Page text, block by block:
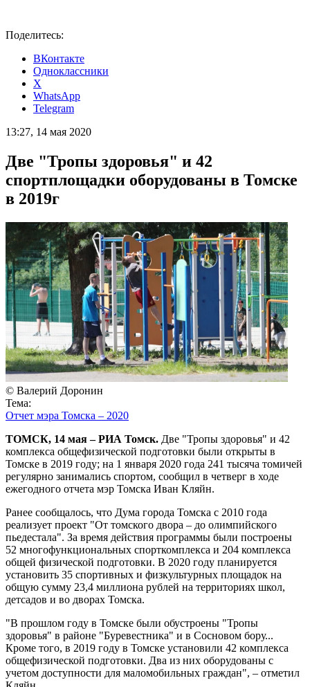
Поделитесь:
ВКонтакте
Одноклассники
X
WhatsApp
Telegram
13:27, 14 мая 2020
Две "Тропы здоровья" и 42
спортплощадки оборудованы в Томске
в 2019г
© Валерий Доронин
Тема:
Отчет мэра Томска – 2020
ТОМСК, 14 мая – РИА Томск. Две "Тропы здоровья" и 42
комплекса общефизической подготовки были открыты в
Томске в 2019 году; на 1 января 2020 года 241 тысяча томичей
регулярно занимались спортом, сообщил в четверг в ходе
ежегодного отчета мэр Томска Иван Кляйн.
Ранее сообщалось, что Дума города Томска с 2010 года
реализует проект "От томского двора – до олимпийского
пьедестала". За время действия программы были построены
52 многофункциональных спорткомплекса и 204 комплекса
общей физической подготовки. В 2020 году планируется
установить 35 спортивных и физкультурных площадок на
общую сумму 23,4 миллиона рублей на территориях школ,
детсадов и во дворах Томска.
"В прошлом году в Томске были обустроены "Тропы
здоровья" в районе "Буревестника" и в Сосновом бору...
Кроме того, в 2019 году в Томске установили 42 комплекса
общефизической подготовки. Два из них оборудованы с
учетом доступности для маломобильных граждан", – отметил